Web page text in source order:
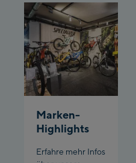
Marken-
Highlights
Erfahre mehr Infos